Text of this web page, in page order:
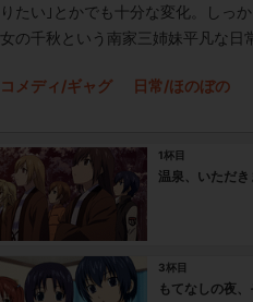
りたい｣とかでも十分な変化。しっ
女の千秋という南家三姉妹平凡な
コメディ/ギャグ 日常/ほのぼの
1杯目
温泉、いただき
3杯目
もてなしの夜